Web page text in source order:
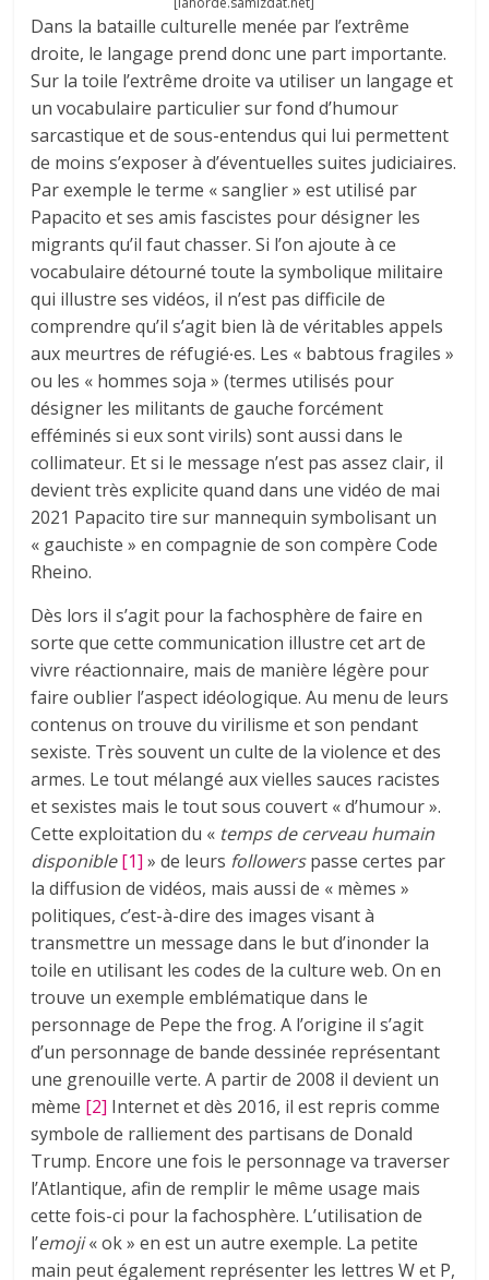
Dans la bataille culturelle menée par l’extrême
droite, le langage prend donc une part importante.
Sur la toile l’extrême droite va utiliser un langage et
un vocabulaire particulier sur fond d’humour
sarcastique et de sous-entendus qui lui permettent
de moins s’exposer à d’éventuelles suites judiciaires.
Par exemple le terme « sanglier » est utilisé par
Papacito et ses amis fascistes pour désigner les
migrants qu’il faut chasser. Si l’on ajoute à ce
vocabulaire détourné toute la symbolique militaire
qui illustre ses vidéos, il n’est pas difficile de
comprendre qu’il s’agit bien là de véritables appels
aux meurtres de réfugié∙es. Les « babtous fragiles »
ou les « hommes soja » (termes utilisés pour
désigner les militants de gauche forcément
efféminés si eux sont virils) sont aussi dans le
collimateur. Et si le message n’est pas assez clair, il
devient très explicite quand dans une vidéo de mai
2021 Papacito tire sur mannequin symbolisant un
« gauchiste » en compagnie de son compère Code
Rheino.
Dès lors il s’agit pour la fachosphère de faire en
sorte que cette communication illustre cet art de
vivre réactionnaire, mais de manière légère pour
faire oublier l’aspect idéologique. Au menu de leurs
contenus on trouve du virilisme et son pendant
sexiste. Très souvent un culte de la violence et des
armes. Le tout mélangé aux vielles sauces racistes
et sexistes mais le tout sous couvert « d’humour ».
Cette exploitation du « temps de cerveau humain
disponible[1] » de leurs followerspasse certes par
la diffusion de vidéos, mais aussi de « mèmes »
politiques, c’est-à-dire des images visant à
transmettre un message dans le but d’inonder la
toile en utilisant les codes de la culture web. On en
trouve un exemple emblématique dans le
personnage de Pepe the frog. A l’origine il s’agit
d’un personnage de bande dessinée représentant
une grenouille verte. A partir de 2008 il devient un
mème [2] Internet et dès 2016, il est repris comme
symbole de ralliement des partisans de Donald
Trump. Encore une fois le personnage va traverser
l’Atlantique, afin de remplir le même usage mais
cette fois-ci pour la fachosphère. L’utilisation de
l’emoji« ok » en est un autre exemple. La petite
main peut également représenter les lettres W et P,